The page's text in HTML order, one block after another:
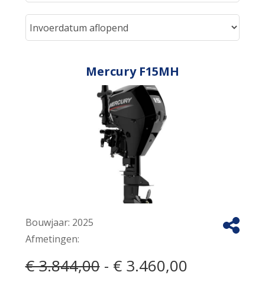
Mercury F15MH
Bouwjaar: 2025
Afmetingen:
€ 3.844,00- € 3.460,00